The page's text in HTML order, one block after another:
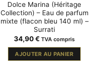
Dolce Marina (Héritage
Collection) – Eau de parfum
mixte (flacon bleu 140 ml) –
Surrati
34,90€ TVA compris
AJOUTER AU PANIER